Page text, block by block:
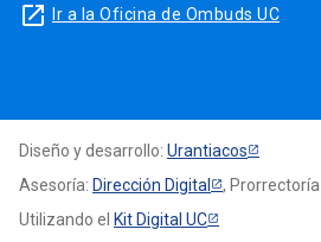
launch Ir a la Oficina de Ombuds UC
Diseño y desarrollo: Urantiacos
Asesoría: Dirección Digital
, Prorrectoría
Utilizando el Kit Digital UC